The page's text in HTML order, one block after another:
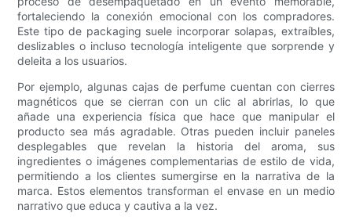
fortaleciendo la conexión emocional con los compradores.
Este tipo de packaging suele incorporar solapas, extraíbles,
deslizables o incluso tecnología inteligente que sorprende y
deleita a los usuarios.
Por ejemplo, algunas cajas de perfume cuentan con cierres
magnéticos que se cierran con un clic al abrirlas, lo que
añade una experiencia física que hace que manipular el
producto sea más agradable. Otras pueden incluir paneles
desplegables que revelan la historia del aroma, sus
ingredientes o imágenes complementarias de estilo de vida,
permitiendo a los clientes sumergirse en la narrativa de la
marca. Estos elementos transforman el envase en un medio
narrativo que educa y cautiva a la vez.